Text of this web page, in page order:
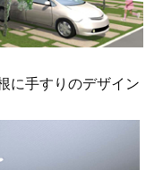
に手すりのデザイン